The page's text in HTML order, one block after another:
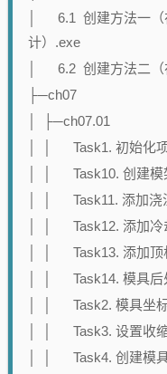
│ 6.1 创建方法一（
计）.exe
│ 6.2 创建方法二（
├─ch07
│ ├─ch07.01
│ │ Task1. 初始化
│ │ Task10. 创建模
│ │ Task11. 添加浇
│ │ Task12. 添加冷
│ │ Task13. 添加顶
│ │ Task14. 模具后
│ │ Task2. 模具坐
│ │ Task3. 设置收
│ │ Task4. 创建模